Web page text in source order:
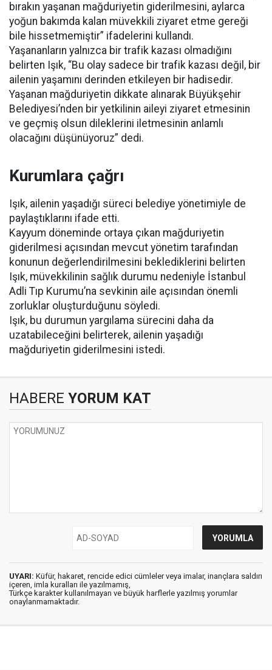
bırakın yaşanan mağduriyetin giderilmesini, aylarca
yoğun bakımda kalan müvekkili ziyaret etme gereği
bile hissetmemiştir” ifadelerini kullandı.
Yaşananların yalnızca bir trafik kazası olmadığını
belirten Işık, “Bu olay sadece bir trafik kazası değil, bir
ailenin yaşamını derinden etkileyen bir hadisedir.
Yaşanan mağduriyetin dikkate alınarak Büyükşehir
Belediyesi’nden bir yetkilinin aileyi ziyaret etmesinin
ve geçmiş olsun dileklerini iletmesinin anlamlı
olacağını düşünüyoruz” dedi.
Kurumlara çağrı
Işık, ailenin yaşadığı süreci belediye yönetimiyle de
paylaştıklarını ifade etti.
Kayyum döneminde ortaya çıkan mağduriyetin
giderilmesi açısından mevcut yönetim tarafından
konunun değerlendirilmesini beklediklerini belirten
Işık, müvekkilinin sağlık durumu nedeniyle İstanbul
Adli Tıp Kurumu’na sevkinin aile açısından önemli
zorluklar oluşturduğunu söyledi.
Işık, bu durumun yargılama sürecini daha da
uzatabileceğini belirterek, ailenin yaşadığı
mağduriyetin giderilmesini istedi.
HABERE YORUM KAT
UYARI: Küfür, hakaret, rencide edici cümleler veya imalar, inançlara saldırı
içeren, imla kuralları ile yazılmamış,
Türkçe karakter kullanılmayan ve büyük harflerle yazılmış yorumlar
onaylanmamaktadır.